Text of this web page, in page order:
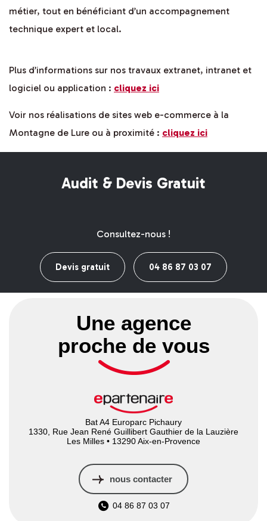
métier, tout en bénéficiant d’un accompagnement
technique expert et local.
Plus d’informations sur nos travaux extranet, intranet et
logiciel ou application : cliquez ici
Voir nos réalisations de sites web e-commerce à la
Montagne de Lure ou à proximité : cliquez ici
Audit & Devis Gratuit
Consultez-nous !
Devis gratuit 04 86 87 03 07
Une agence
proche de vous
Bat A4 Europarc Pichaury
1330, Rue Jean René Guillibert Gauthier de la Lauzière
Les Milles • 13290 Aix-en-Provence
nous contacter
04 86 87 03 07